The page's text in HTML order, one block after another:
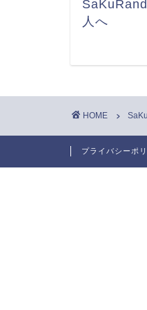
人へ
HOME
プライバシーポ